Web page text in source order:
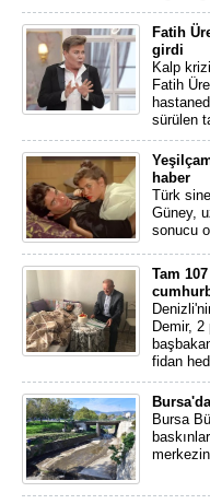
Fatih
girdi
Kalp
Fatih
sürülen
haber
Türk
Güney,
sonucu
Tam
Demir,
fidan
Bursa